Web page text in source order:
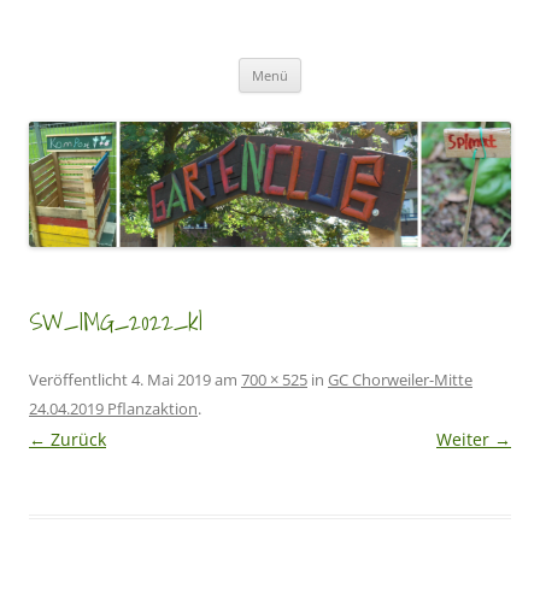
Menü
SW_IMG_2022_kl
Veröffentlicht4. Mai 2019am 700 × 525 in GC Chorweiler-Mitte
24.04.2019 Pflanzaktion.
← Zurück Weiter →